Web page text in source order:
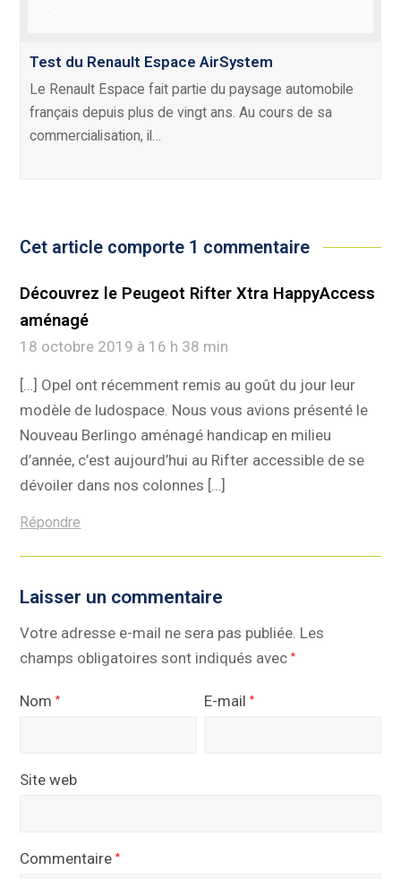
Test du Renault Espace AirSystem
Le Renault Espace fait partie du paysage automobile
français depuis plus de vingt ans. Au cours de sa
commercialisation, il…
Cet article comporte 1 commentaire
Découvrez le Peugeot Rifter Xtra HappyAccess
aménagé
18 octobre 2019 à 16 h 38 min
[…] Opel ont récemment remis au goût du jour leur
modèle de ludospace. Nous vous avions présenté le
Nouveau Berlingo aménagé handicap en milieu
d’année, c’est aujourd’hui au Rifter accessible de se
dévoiler dans nos colonnes […]
Répondre
Laisser un commentaire
Votre adresse e-mail ne sera pas publiée. Les
champs obligatoires sont indiqués avec*
Nom* E-mail*
Site web
Commentaire*